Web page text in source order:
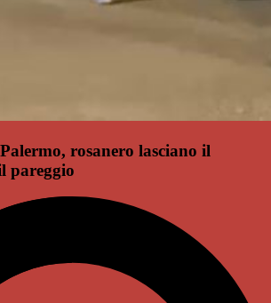
rosanero lasciano il
pareggio